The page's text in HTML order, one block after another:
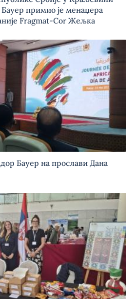
примио је менаџера
Fragmat-Cor Жељка
Фатин Мабкут, поводом
сарадње ове две компаније.
Бауер на прослави Дана